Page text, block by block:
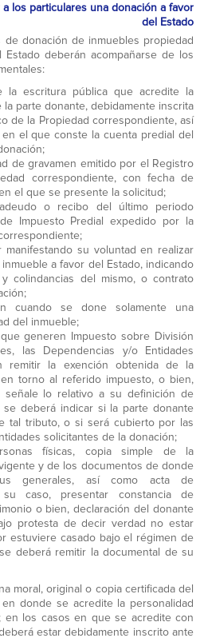
a los particulares una donación a favor
del Estado
de donación de inmuebles propiedad
deberán acompañarse de los
la escritura pública que acredite la
la parte donante, debidamente inscrita
de la Propiedad correspondiente, así
el que conste la cuenta predial del
de gravamen emitido por el Registro
correspondiente, con fecha de
el que se presente la solicitud;
o recibo del último periodo
Impuesto Predial expedido por la
manifestando su voluntad en realizar
a favor del Estado, indicando
colindancias del mismo, o contrato
cuando se done solamente una
del inmueble;
generen Impuesto sobre División
las Dependencias y/o Entidades
remitir la exención obtenida de la
torno al referido impuesto, o bien,
lo relativo a su definición de
se deberá indicar si la parte donante
tal tributo, o si será cubierto por las
solicitantes de la donación;
físicas, copia simple de la
y de los documentos de donde
generales, así como acta de
caso, presentar constancia de
o bien, declaración del donante
protesta de decir verdad no estar
estuviere casado bajo el régimen de
deberá remitir la documental de su
moral, original o copia certificada del
donde se acredite la personalidad
en los casos en que se acredite con
estar debidamente inscrito ante